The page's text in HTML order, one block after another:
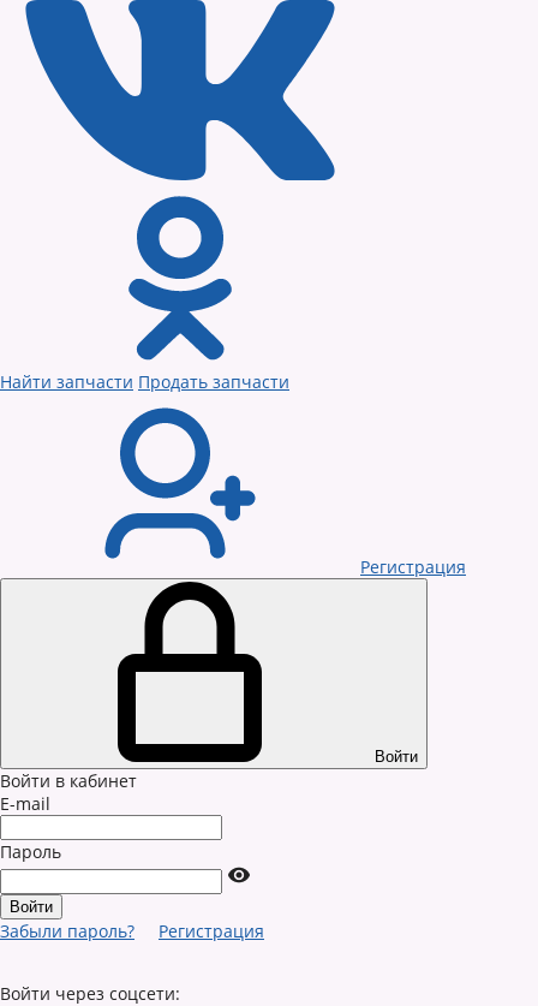
Найти запчасти Продать запчасти
Регистрация
Войти
Войти в кабинет
E-mail
Пароль
Забыли пароль? Регистрация
Войти через соцсети: